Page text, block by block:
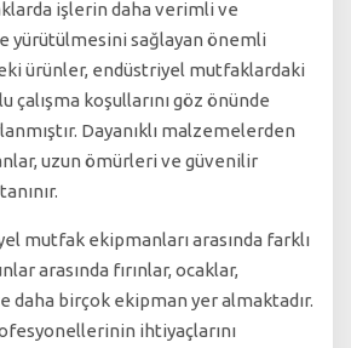
işlerin daha verimli ve
yürütülmesini sağlayan önemli
ürünler, endüstriyel mutfaklardaki
çalışma koşullarını göz önünde
Dayanıklı malzemelerden
uzun ömürleri ve güvenilir
mutfak ekipmanları arasında farklı
arasında fırınlar, ocaklar,
daha birçok ekipman yer almaktadır.
ihtiyaçlarını